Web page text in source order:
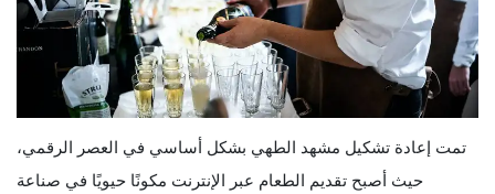
تمت إعادة تشكيل مشهد الطهي بشكل أساسي في العصر الرقمي،
حيث أصبح تقديم الطعام عبر الإنترنت مكونًا حيويًا في صناعة